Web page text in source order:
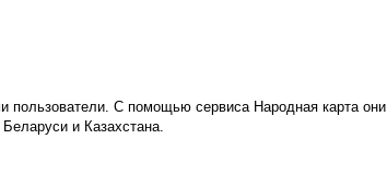
пользователи. С помощью сервиса Народная карта они
и Казахстана.